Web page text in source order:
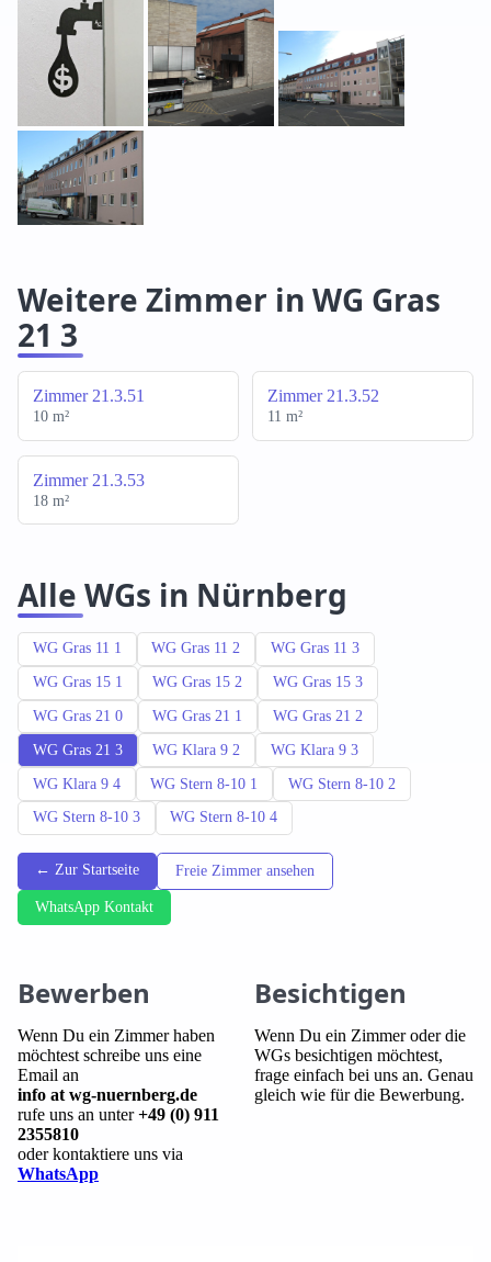
Weitere Zimmer in WG Gras
21 3
Zimmer 21.3.51
10 m²
Zimmer 21.3.52
11 m²
Zimmer 21.3.53
18 m²
Alle WGs in Nürnberg
WG Gras 11 1 WG Gras 11 2 WG Gras 11 3
WG Gras 15 1 WG Gras 15 2 WG Gras 15 3
WG Gras 21 0 WG Gras 21 1 WG Gras 21 2
WG Gras 21 3 WG Klara 9 2 WG Klara 9 3
WG Klara 9 4 WG Stern 8-10 1 WG Stern 8-10 2
WG Stern 8-10 3 WG Stern 8-10 4
← Zur Startseite Freie Zimmer ansehen
WhatsApp Kontakt
Bewerben
Wenn Du ein Zimmer haben
möchtest schreibe uns eine
Email an
info at wg-nuernberg.de
rufe uns an unter+49 (0) 911
2355810
oder kontaktiere uns via
WhatsApp
Besichtigen
Wenn Du ein Zimmer oder die
WGs besichtigen möchtest,
frage einfach bei uns an. Genau
gleich wie für die Bewerbung.